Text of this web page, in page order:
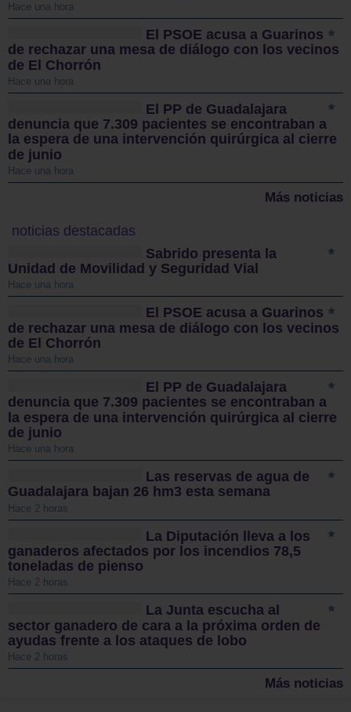
Hace una hora
El PSOE acusa a Guarinos
de rechazar una mesa de diálogo con los vecinos
de El Chorrón
Hace una hora
El PP de Guadalajara
denuncia que 7.309 pacientes se encontraban a
la espera de una intervención quirúrgica al cierre
de junio
Hace una hora
Más noticias
noticias destacadas
Sabrido presenta la
Unidad de Movilidad y Seguridad Vial
Hace una hora
El PSOE acusa a Guarinos
de rechazar una mesa de diálogo con los vecinos
de El Chorrón
Hace una hora
El PP de Guadalajara
denuncia que 7.309 pacientes se encontraban a
la espera de una intervención quirúrgica al cierre
de junio
Hace una hora
Las reservas de agua de
Guadalajara bajan 26 hm3 esta semana
Hace 2 horas
La Diputación lleva a los
ganaderos afectados por los incendios 78,5
toneladas de pienso
Hace 2 horas
La Junta escucha al
sector ganadero de cara a la próxima orden de
ayudas frente a los ataques de lobo
Hace 2 horas
Más noticias